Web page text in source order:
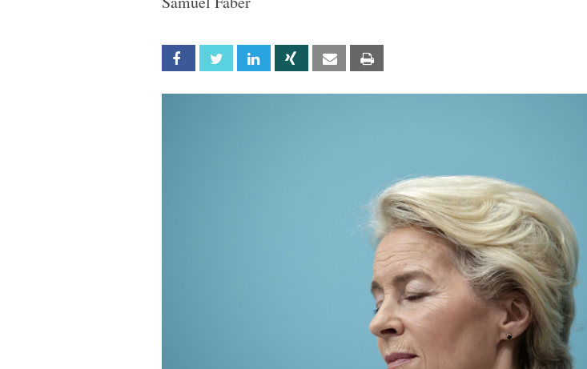
Facebook Twitter Linkedin Xing Email